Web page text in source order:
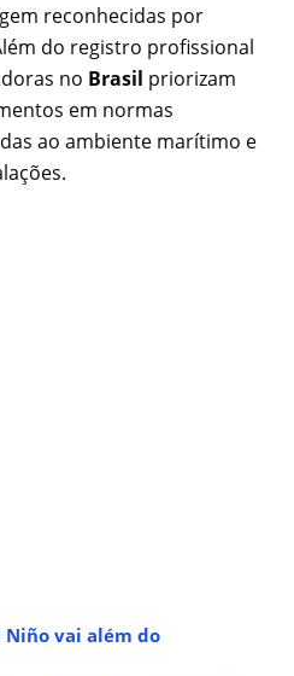
reconhecidas por
do registro profissional
no Brasil priorizam
em normas
ao ambiente marítimo e
Niño vai além do